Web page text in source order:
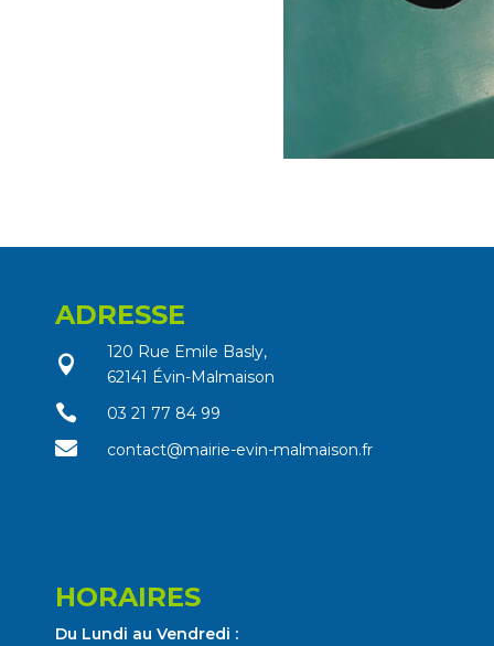
ADRESSE

120 Rue Emile Basly,
62141 Évin-Malmaison
 03 21 77 84 99
 contact@mairie-evin-malmaison.fr
HORAIRES
Du Lundi au Vendredi :